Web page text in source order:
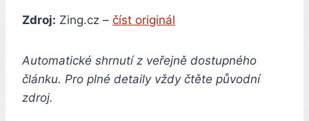
Zdroj: Zing.cz – číst originál
Automatické shrnutí z veřejně dostupného
článku. Pro plné detaily vždy čtěte původní
zdroj.